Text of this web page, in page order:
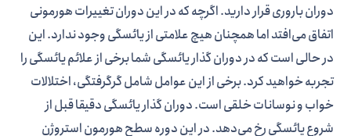
دوران باروری قرار دارید. اگرچه که در این دوران تغییرات هورمونی
اتفاق می­‌افتد اما همچنان هیچ علامتی از یائسگی وجود ندارد. این
در حالی است که در دوران گذار یائسگی شما برخی از علائم یائسگی را
تجربه خواهید کرد. برخی از این عوامل شامل گرگرفتگی، اختلالات
خواب و نوسانات خلقی است. دوران گذار یائسگی دقیقا قبل از
شروع یائسگی رخ می­‌دهد. در این دوره سطح هورمون استروژن